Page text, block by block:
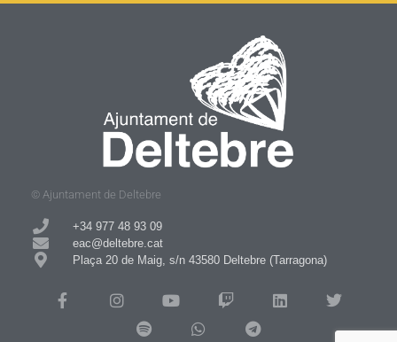
© Ajuntament de Deltebre
+34 977 48 93 09​
eac@deltebre.cat
Plaça 20 de Maig, s/n 43580 Deltebre (Tarragona)